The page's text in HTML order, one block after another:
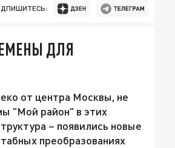
ДЛЯ
от центра Москвы, не
"Мой район" в этих
– появились новые
преобразованиях